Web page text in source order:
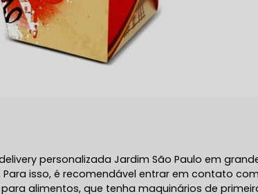
personalizada Jardim São Paulo em
isso, é recomendável entrar em contato
alimentos, que tenha maquinários de